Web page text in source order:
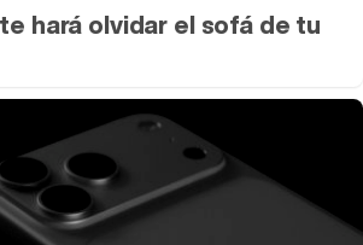
hará olvidar el sofá de tu